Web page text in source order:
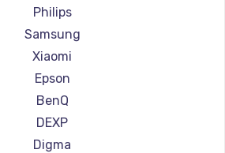
Настройка Wi-Fi
1030 руб.
Заказать
вебкамеры
1260 руб.
проекторов JVC
проекторов Casio
проекторов Hiper
проекторов HITACHI
проекторов Panasonic
проекторов Hisense
Philips
Samsung
Xiaomi
Epson
BenQ
DEXP
Digma